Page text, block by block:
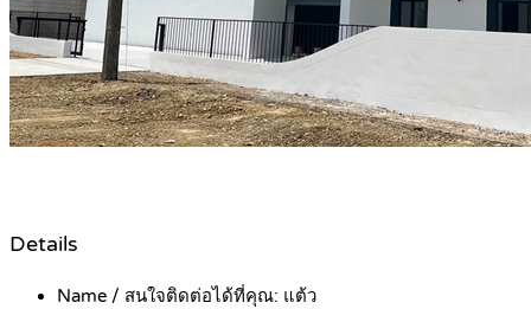
Details
Name / สนใจติดต่อได้ที่คุณ: แต้ว